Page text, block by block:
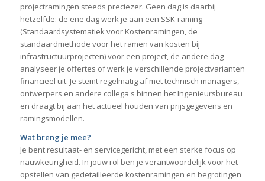
projectramingen steeds preciezer. Geen dag is daarbij
hetzelfde: de ene dag werk je aan een SSK-raming
(Standaardsystematiek voor Kostenramingen, de
standaardmethode voor het ramen van kosten bij
infrastructuurprojecten) voor een project, de andere dag
analyseer je offertes of werk je verschillende projectvarianten
financieel uit. Je stemt regelmatig af met technisch managers,
ontwerpers en andere collega's binnen het Ingenieursbureau
en draagt bij aan het actueel houden van prijsgegevens en
ramingsmodellen.
Wat breng je mee?
Je bent resultaat- en servicegericht, met een sterke focus op
nauwkeurigheid. In jouw rol ben je verantwoordelijk voor het
opstellen van gedetailleerde kostenramingen en begrotingen